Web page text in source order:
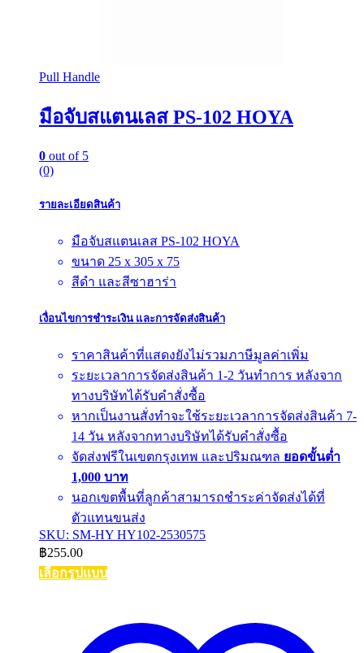
Pull Handle
มือจับสแตนเลส PS-102 HOYA
0 out of 5
(0)
รายละเอียดสินค้า
มือจับสแตนเลส PS-102 HOYA
ขนาด 25 x 305 x 75
สีดำ และสีซาฮาร่า
เงื่อนไขการชำระเงิน และการจัดส่งสินค้า
ราคาสินค้าที่แสดงยังไม่รวมภาษีมูลค่าเพิ่ม
ระยะเวลาการจัดส่งสินค้า 1-2 วันทำการ หลังจาก
ทางบริษัทได้รับคำสั่งซื้อ
หากเป็นงานสั่งทำจะใช้ระยะเวลาการจัดส่งสินค้า 7-
14 วัน หลังจากทางบริษัทได้รับคำสั่งซื้อ
จัดส่งฟรีในเขตกรุงเทพ และปริมณฑล ยอดขั้นต่ำ
1,000 บาท
นอกเขตพื้นที่ลูกค้าสามารถชำระค่าจัดส่งได้ที่
ตัวแทนขนส่ง
SKU: SM-HY HY102-2530575
฿255.00
เลือกรูปแบบ